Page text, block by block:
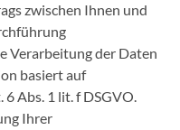
zwischen Ihnen und
Verarbeitung der Daten
basiert auf
Abs. 1 lit. f DSGVO.
Ihrer